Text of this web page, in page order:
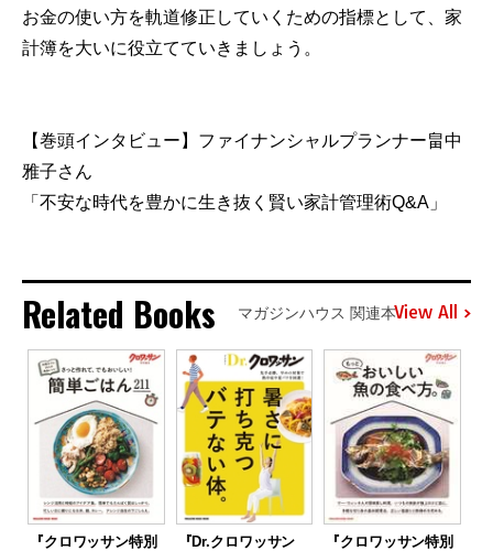
お金の使い方を軌道修正していくための指標として、家
計簿を大いに役立てていきましょう。
【巻頭インタビュー】ファイナンシャルプランナー畠中
雅子さん
「不安な時代を豊かに生き抜く賢い家計管理術Q&A」
Related Books マガジンハウス 関連本View All
『クロワッサン特別
『Dr.クロワッサン
『クロワッサン特別